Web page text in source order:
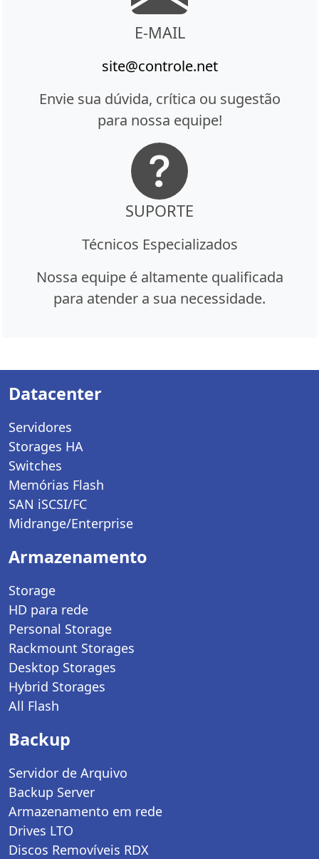
E-MAIL
site@controle.net
Envie sua dúvida, crítica ou sugestão
para nossa equipe!
SUPORTE
Técnicos Especializados
Nossa equipe é altamente qualificada
para atender a sua necessidade.
Datacenter
Servidores
Storages HA
Switches
Memórias Flash
SAN iSCSI/FC
Midrange/Enterprise
Armazenamento
Storage
HD para rede
Personal Storage
Rackmount Storages
Desktop Storages
Hybrid Storages
All Flash
Backup
Servidor de Arquivo
Backup Server
Armazenamento em rede
Drives LTO
Discos Removíveis RDX